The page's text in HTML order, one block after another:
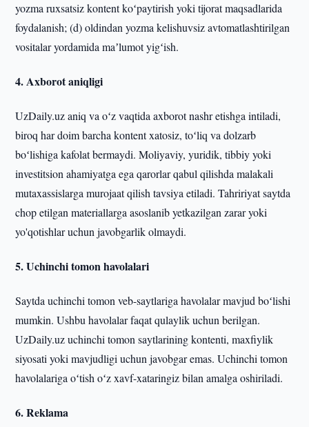
yozma ruxsatsiz kontent koʻpaytirish yoki tijorat maqsadlarida
foydalanish; (d) oldindan yozma kelishuvsiz avtomatlashtirilgan
vositalar yordamida maʼlumot yigʻish.
4. Axborot aniqligi
UzDaily.uz aniq va oʻz vaqtida axborot nashr etishga intiladi,
biroq har doim barcha kontent xatosiz, toʻliq va dolzarb
boʻlishiga kafolat bermaydi. Moliyaviy, yuridik, tibbiy yoki
investitsion ahamiyatga ega qarorlar qabul qilishda malakali
mutaxassislarga murojaat qilish tavsiya etiladi. Tahririyat saytda
chop etilgan materiallarga asoslanib yetkazilgan zarar yoki
yo'qotishlar uchun javobgarlik olmaydi.
5. Uchinchi tomon havolalari
Saytda uchinchi tomon veb-saytlariga havolalar mavjud boʻlishi
mumkin. Ushbu havolalar faqat qulaylik uchun berilgan.
UzDaily.uz uchinchi tomon saytlarining kontenti, maxfiylik
siyosati yoki mavjudligi uchun javobgar emas. Uchinchi tomon
havolalariga oʻtish oʻz xavf-xataringiz bilan amalga oshiriladi.
6. Reklama